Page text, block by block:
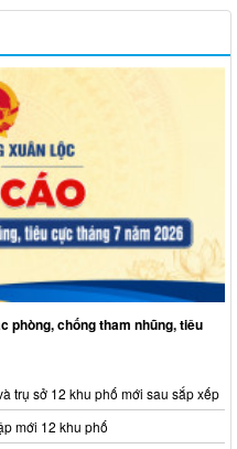
phòng, chống tham nhũng, tiêu
trụ sở 12 khu phố mới sau sắp xếp
mới 12 khu phố